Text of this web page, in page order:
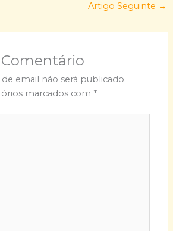
Artigo Seguinte →
email não será publicado.
marcados com *